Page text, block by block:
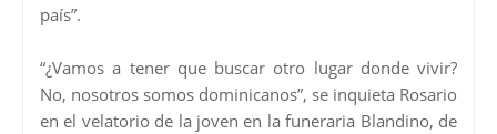
país”.
“¿Vamos a tener que buscar otro lugar donde vivir?
No, nosotros somos dominicanos”, se inquieta Rosario
en el velatorio de la joven en la funeraria Blandino, de